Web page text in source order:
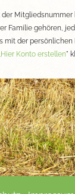
Mitgliedsnummer
Familie gehören,
mit der persönlichen
Hier Konto erstellen"